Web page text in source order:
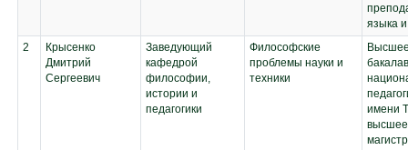
языка
2
Крысенко
Дмитрий
Сергеевич
Заведующий
кафедрой
философии,
истории и
педагогики
Философские
проблемы науки и
техники
имени
высшее